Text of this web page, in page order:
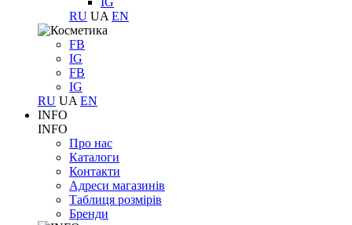
RU UA EN
FB
IG
FB
IG
RU UA EN
INFO
INFO
Про нас
Каталоги
Контакти
Адреси магазинів
Таблиця розмірів
Бренди